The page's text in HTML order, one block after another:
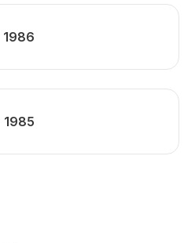
1986
1985